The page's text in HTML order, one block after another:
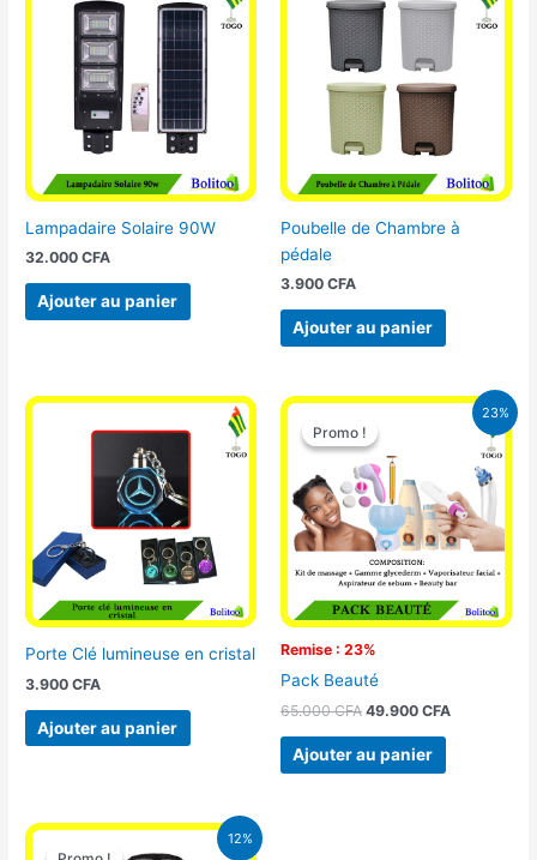
Lampadaire Solaire 90W
32.000CFA
Ajouter au panier
Poubelle de Chambre à
pédale
3.900 CFA
Ajouter au panier
Porte Clé lumineuse en cristal
3.900CFA
Ajouter au panier
23%
Promo !
Remise : 23%
Promo !
Pack Beauté
65.000CFA
Le
prix
initial
était :
65.000 CFA.
49.900 CFA
Le
prix
actuel
est :
49.900
Ajouter au panier
12%
Le
prix
Le
prix